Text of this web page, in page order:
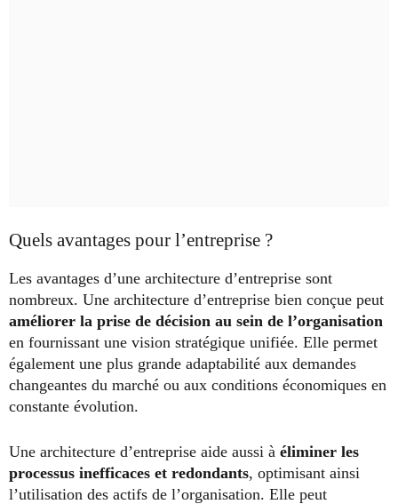
Quels avantages pour l’entreprise ?
Les avantages d’une architecture d’entreprise sont
nombreux. Une architecture d’entreprise bien conçue peut
améliorer la prise de décision au sein de l’organisation
en fournissant une vision stratégique unifiée. Elle permet
également une plus grande adaptabilité aux demandes
changeantes du marché ou aux conditions économiques en
constante évolution.
Une architecture d’entreprise aide aussi à éliminer les
processus inefficaces et redondants, optimisant ainsi
l’utilisation des actifs de l’organisation. Elle peut